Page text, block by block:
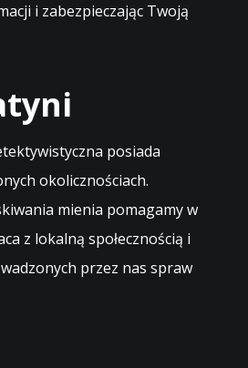
i zabezpieczając Twoją
posiada
okolicznościach.
mienia pomagamy w
z lokalną społecznością i
przez nas spraw